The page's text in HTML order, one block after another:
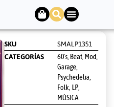
SKU
SMALP1351
CATEGORÍAS
60's, Beat, Mod,
Garage,
Psychedelia,
Folk, LP,
MÚSICA